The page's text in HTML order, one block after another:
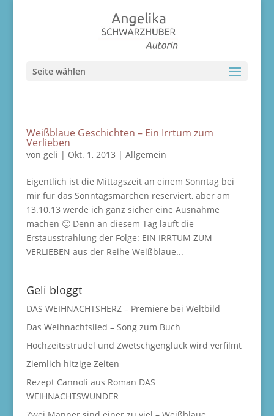
Seite wählen
Weißblaue Geschichten – Ein Irrtum zum
Verlieben
von geli | Okt. 1, 2013 | Allgemein
Eigentlich ist die Mittagszeit an einem Sonntag bei
mir für das Sonntagsmärchen reserviert, aber am
13.10.13 werde ich ganz sicher eine Ausnahme
machen 🙂 Denn an diesem Tag läuft die
Erstausstrahlung der Folge: EIN IRRTUM ZUM
VERLIEBEN aus der Reihe Weißblaue...
Geli bloggt
DAS WEIHNACHTSHERZ – Premiere bei Weltbild
Das Weihnachtslied – Song zum Buch
Hochzeitsstrudel und Zwetschgenglück wird verfilmt
Ziemlich hitzige Zeiten
Rezept Cannoli aus Roman DAS
WEIHNACHTSWUNDER